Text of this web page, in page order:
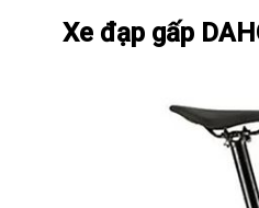
Xe đạp gấp